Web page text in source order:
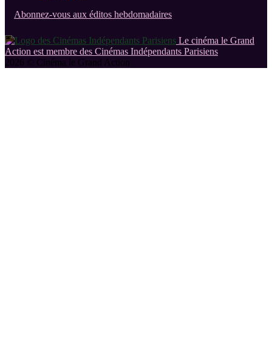
Abonnez-vous aux éditos hebdomadaires
Le cinéma le Grand
Action est membre des Cinémas Indépendants Parisiens
2026 © Cinéma le Grand Action